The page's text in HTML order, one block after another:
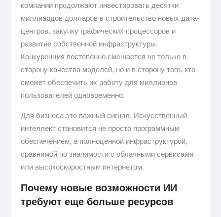
компании продолжают инвестировать десятки
миллиардов долларов в строительство новых дата-
центров, закупку графических процессоров и
развитие собственной инфраструктуры.
Конкуренция постепенно смещается не только в
сторону качества моделей, но и в сторону того, кто
сможет обеспечить их работу для миллионов
пользователей одновременно.
Для бизнеса это важный сигнал. Искусственный
интеллект становится не просто программным
обеспечением, а полноценной инфраструктурой,
сравнимой по значимости с облачными сервисами
или высокоскоростным интернетом.
Почему новые возможности ИИ
требуют еще больше ресурсов